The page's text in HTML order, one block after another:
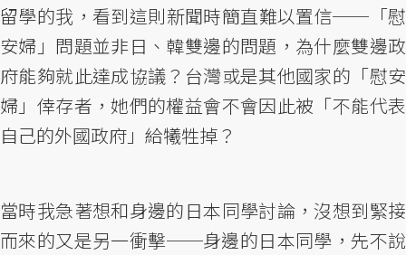
留學的我，看到這則新聞時簡直難以置信──「慰
安婦」問題並非日、韓雙邊的問題，為什麼雙邊政
府能夠就此達成協議？台灣或是其他國家的「慰安
婦」倖存者，她們的權益會不會因此被「不能代表
自己的外國政府」給犧牲掉？
當時我急著想和身邊的日本同學討論，沒想到緊接
而來的又是另一衝擊──身邊的日本同學，先不說